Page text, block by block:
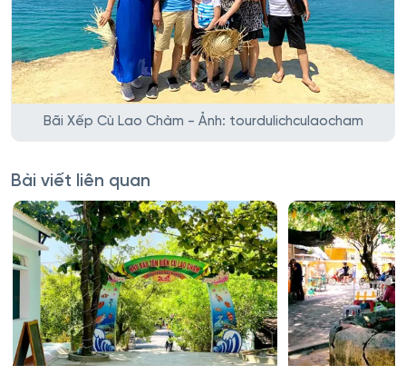
Bãi Xếp Cù Lao Chàm - Ảnh: tourdulichculaocham
Bài viết liên quan